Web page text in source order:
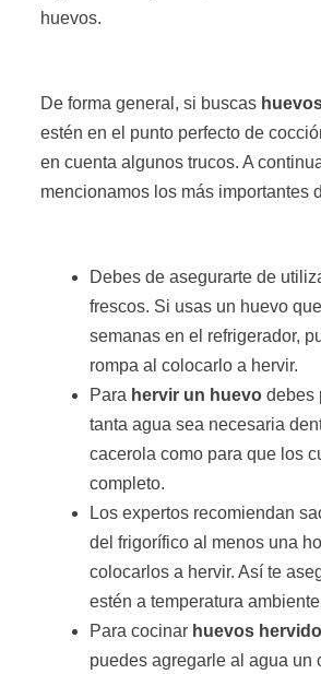
huevos.
De forma general, si buscas
estén en el punto perfecto de
en cuenta algunos trucos. A
mencionamos los más importantes
Debes de asegurarte de
frescos. Si usas un huevo
semanas en el refrigerador,
rompa al colocarlo a hervir.
Para hervir un huevo debes
tanta agua sea necesaria
cacerola como para que los
completo.
Los expertos recomiendan
del frigorífico al menos una
colocarlos a hervir. Así te
estén a temperatura
Para cocinar huevos
puedes agregarle al agua un